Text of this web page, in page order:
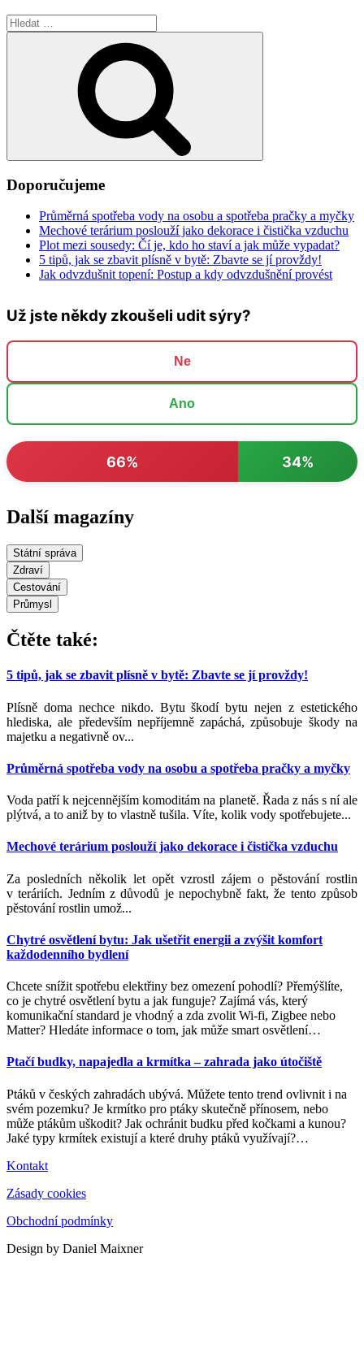
Hledat:
Doporučujeme
Průměrná spotřeba vody na osobu a spotřeba pračky a myčky
Mechové terárium poslouží jako dekorace i čistička vzduchu
Plot mezi sousedy: Čí je, kdo ho staví a jak může vypadat?
5 tipů, jak se zbavit plísně v bytě: Zbavte se jí provždy!
Jak odvzdušnit topení: Postup a kdy odvzdušnění provést
Už jste někdy zkoušeli udit sýry?
Ne
Ano
66% 34%
Další magazíny
Státní správa
Zdraví
Cestování
Průmysl
Čtěte také:
5 tipů, jak se zbavit plísně v bytě: Zbavte se jí provždy!
Plísně doma nechce nikdo. Bytu škodí bytu nejen z estetického
hlediska, ale především nepříjemně zapáchá, způsobuje škody na
majetku a negativně ov...
Průměrná spotřeba vody na osobu a spotřeba pračky a myčky
Voda patří k nejcennějším komoditám na planetě. Řada z nás s ní ale
plýtvá, a to aniž by to vlastně tušila. Víte, kolik vody spotřebujete...
Mechové terárium poslouží jako dekorace i čistička vzduchu
Za posledních několik let opět vzrostl zájem o pěstování rostlin
v teráriích. Jedním z důvodů je nepochybně fakt, že tento způsob
pěstování rostlin umož...
Chytré osvětlení bytu: Jak ušetřit energii a zvýšit komfort
každodenního bydlení
Chcete snížit spotřebu elektřiny bez omezení pohodlí? Přemýšlíte,
co je chytré osvětlení bytu a jak funguje? Zajímá vás, který
komunikační standard je vhodný a zda zvolit Wi-fi, Zigbee nebo
Matter? Hledáte informace o tom, jak může smart osvětlení…
Ptačí budky, napajedla a krmítka – zahrada jako útočiště
Ptáků v českých zahradách ubývá. Můžete tento trend ovlivnit i na
svém pozemku? Je krmítko pro ptáky skutečně přínosem, nebo
může ptákům uškodit? Jak ochránit budku před kočkami a kunou?
Jaké typy krmítek existují a které druhy ptáků využívají?…
Kontakt
Zásady cookies
Obchodní podmínky
Design by Daniel Maixner